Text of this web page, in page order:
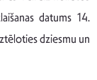
datums 14.
dziesmu un